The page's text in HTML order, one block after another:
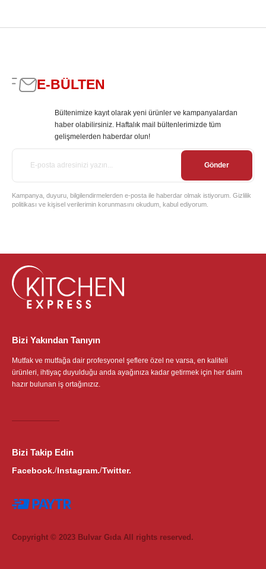
E-BÜLTEN
Bültenimize kayıt olarak yeni ürünler ve kampanyalardan
haber olabilirsiniz. Haftalık mail bültenlerimizde tüm
gelişmelerden haberdar olun!
Gönder
Kampanya, duyuru, bilgilendirmelerden e-posta ile haberdar olmak istiyorum. Gizlilik
politikası ve kişisel verilerimin korunmasını okudum, kabul ediyorum.
Bizi Yakından Tanıyın
Mutfak ve mutfağa dair profesyonel şeflere özel ne varsa, en kaliteli
ürünleri, ihtiyaç duyulduğu anda ayağınıza kadar getirmek için her daim
hazır bulunan iş ortağınızız.
Bizi Takip Edin
Facebook./Instagram./Twitter.
Copyright © 2023 Bulvar Gıda All rights reserved.